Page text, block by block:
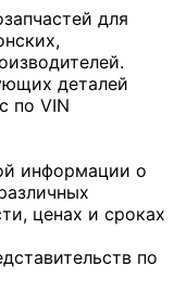
для
деталей
по VIN
информации о
ценах и сроках
по